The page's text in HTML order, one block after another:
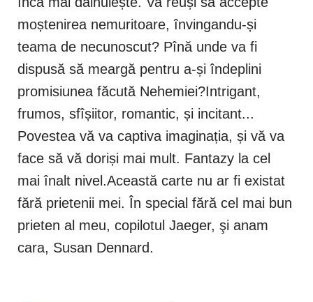
moștenirea nemuritoare, învingandu-și
teama de necunoscut? Pînă unde va fi
dispusă să meargă pentru a-și îndeplini
promisiunea făcută Nehemiei?Intrigant,
frumos, sfîșiitor, romantic, și incitant...
Povestea vă va captiva imaginația, și vă va
face să vă doriși mai mult. Fantazy la cel
mai înalt nivel.Această carte nu ar fi existat
fără prietenii mei. În special fără cel mai bun
prieten al meu, copilotul Jaeger, şi anam
cara, Susan Dennard.